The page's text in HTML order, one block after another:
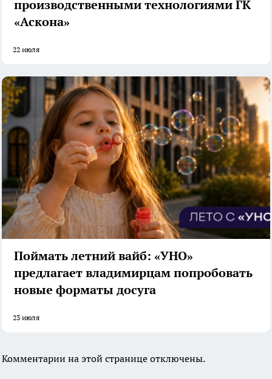
производственными технологиями ГК
«Аскона»
22 июля
Поймать летний вайб: «УНО»
предлагает владимирцам попробовать
новые форматы досуга
23 июля
Комментарии на этой странице отключены.